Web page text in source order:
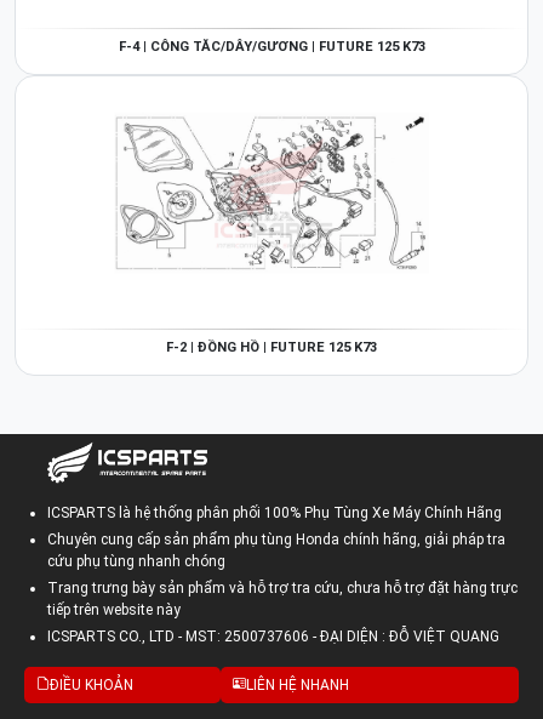
F-4 | CÔNG TẮC/DÂY/GƯƠNG | FUTURE 125 K73
F-2 | ĐỒNG HỒ | FUTURE 125 K73
ICSPARTS là hệ thống phân phối 100% Phụ Tùng Xe Máy Chính Hãng
Chuyên cung cấp sản phẩm phụ tùng Honda chính hãng, giải pháp tra
cứu phụ tùng nhanh chóng
Trang trưng bày sản phẩm và hỗ trợ tra cứu, chưa hỗ trợ đặt hàng trực
tiếp trên website này
ICSPARTS CO., LTD - MST: 2500737606 - ĐẠI DIỆN : ĐỖ VIỆT QUANG
ĐIỀU KHOẢN LIÊN HỆ NHANH